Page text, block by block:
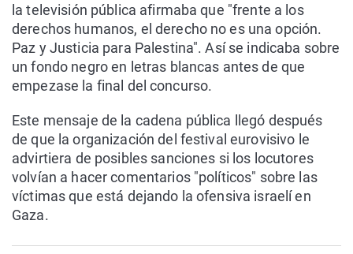
la televisión pública afirmaba que "frente a los
derechos humanos, el derecho no es una opción.
Paz y Justicia para Palestina". Así se indicaba sobre
un fondo negro en letras blancas antes de que
empezase la final del concurso.
Este mensaje de la cadena pública llegó después
de que la organización del festival eurovisivo le
advirtiera de posibles sanciones si los locutores
volvían a hacer comentarios "políticos" sobre las
víctimas que está dejando la ofensiva israelí en
Gaza.